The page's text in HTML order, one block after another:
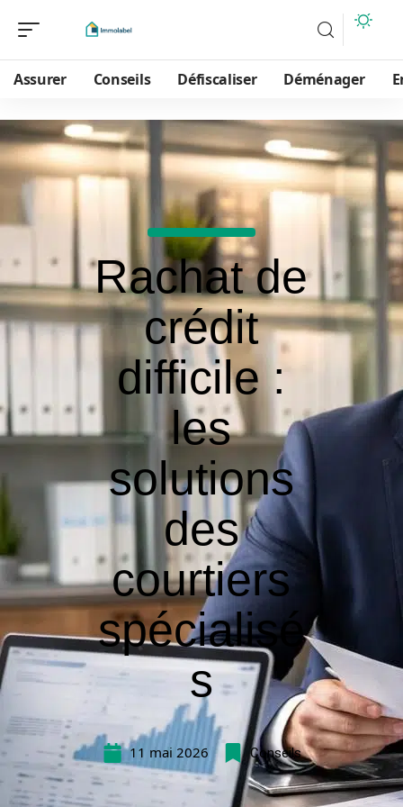
Assurer Conseils Défiscaliser Déménager
Rachat de
crédit
difficile :
les
solutions
des
courtiers
spécialisé
s
11 mai 2026 Conseils